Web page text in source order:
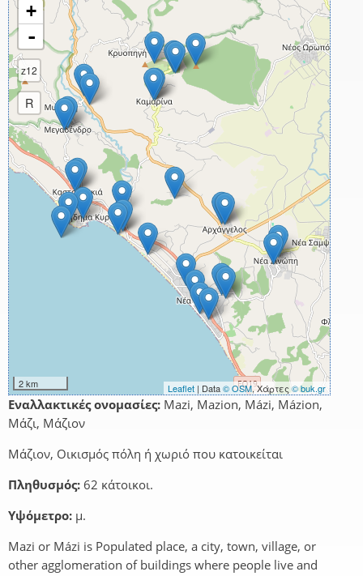
+
-
z12
R
2 km Leaflet | Data© OSM, Χάρτες © buk.gr
Εναλλακτικές ονομασίες: Mazi, Mazion, Mázi, Mázion,
Μάζι, Μάζιον
Μάζιον, Οικισμός πόλη ή χωριό που κατοικείται
Πληθυσμός: 62 κάτοικοι.
Υψόμετρο: μ.
Mazi or Mázi is Populated place, a city, town, village, or
other agglomeration of buildings where people live and